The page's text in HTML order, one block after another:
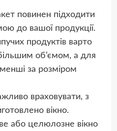
повинен підходити
до вашої продукції.
продуктів варто
об’ємом, а для
за розміром
враховувати, з
вікно.
або целюлозне вікно